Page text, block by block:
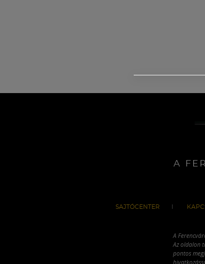
A
SAJTÓCENTER
A
Az oldalon
pontos